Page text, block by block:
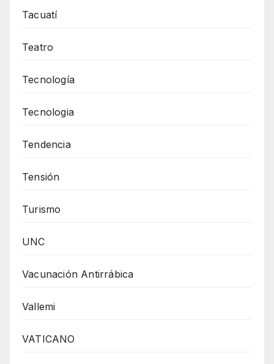
Tacuatí
Teatro
Tecnología
Tecnologia
Tendencia
Tensión
Turismo
UNC
Vacunación Antirrábica
Vallemi
VATICANO